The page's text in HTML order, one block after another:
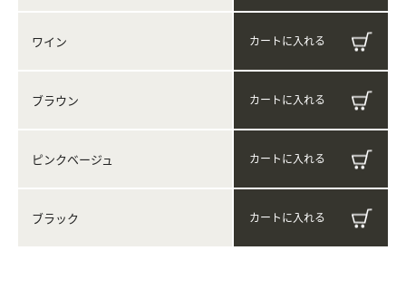
ワイン
ブラウン
ピンクベージュ
ブラック